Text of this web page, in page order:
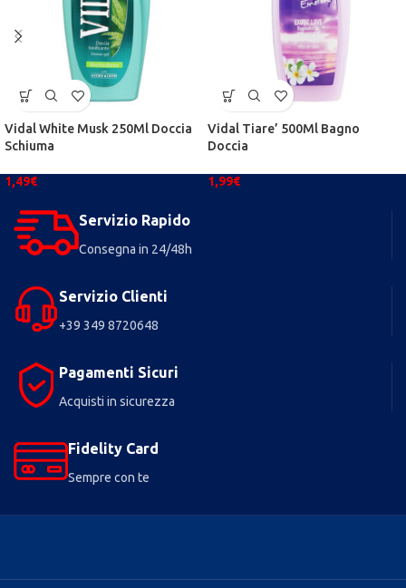
Vidal White Musk 250Ml Doccia
Schiuma
1,49€
Vidal Tiare’ 500Ml Bagno
Doccia
1,99€
Servizio Rapido
Consegna in 24/48h
Servizio Clienti
+39 349 8720648
Pagamenti Sicuri
Acquisti in sicurezza
Fidelity Card
Sempre con te